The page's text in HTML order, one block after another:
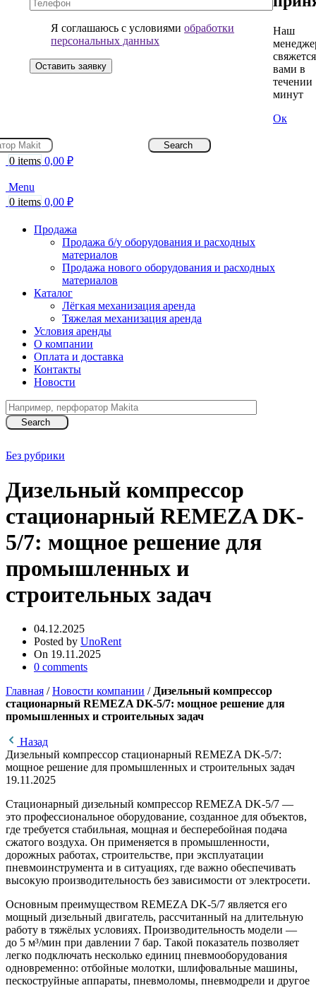
Я соглашаюсь с условиямиобработки
персональных данных
Наш
вами в
течении
минут
Ок
Search
0 items 0,00 ₽
Menu
0 items 0,00 ₽
Продажа
Продажа б/у оборудования и расходных
материалов
Продажа нового оборудования и расходных
материалов
Каталог
Лёгкая механизация аренда
Тяжелая механизация аренда
Условия аренды
О компании
Оплата и доставка
Контакты
Новости
Search
Без рубрики
Дизельный компрессор
стационарный REMEZA DK-
5/7: мощное решение для
промышленных и
строительных задач
04.12.2025
Posted by UnoRent
On 19.11.2025
0 comments
Главная /Новости компании /Дизельный компрессор
стационарный REMEZA DK-5/7: мощное решение для
промышленных и строительных задач
Назад
Дизельный компрессор стационарный REMEZA DK-5/7:
мощное решение для промышленных и строительных задач
19.11.2025
Стационарный дизельный компрессор REMEZA DK-5/7 —
это профессиональное оборудование, созданное для объектов,
где требуется стабильная, мощная и бесперебойная подача
сжатого воздуха. Он применяется в промышленности,
дорожных работах, строительстве, при эксплуатации
пневмоинструмента и в ситуациях, где важно обеспечивать
высокую производительность без зависимости от электросети.
Основным преимуществом REMEZA DK-5/7 является его
мощный дизельный двигатель, рассчитанный на длительную
работу в тяжёлых условиях. Производительность модели —
до 5 м³/мин при давлении 7 бар. Такой показатель позволяет
легко подключать несколько единиц пневмооборудования
одновременно: отбойные молотки, шлифовальные машины,
пескоструйные аппараты, пневмоломы, пневмодрели и другое